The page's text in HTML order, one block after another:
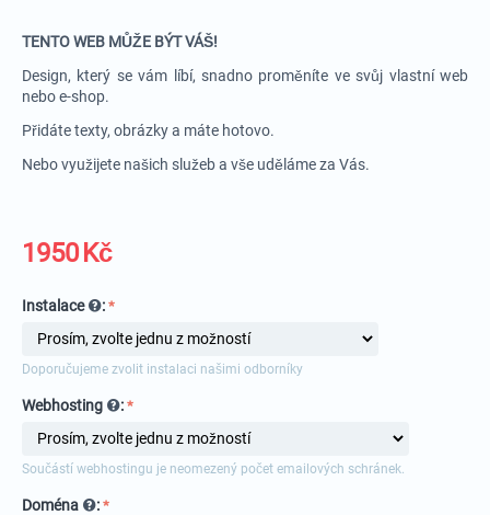
TENTO WEB MŮŽE BÝT VÁŠ!
Design, který se vám líbí, snadno proměníte ve svůj vlastní web
nebo e-shop.
Přidáte texty, obrázky a máte hotovo.
Nebo využijete našich služeb a vše uděláme za Vás.
1950Kč
Instalace :
Doporučujeme zvolit instalaci našimi odborníky
Webhosting :
Součástí webhostingu je neomezený počet emailových schránek.
Doména :